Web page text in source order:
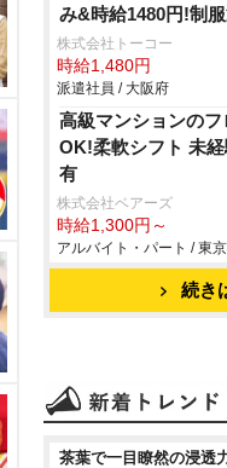
み&時給1480円!制
株式会社トーコー
時給1,480円
派遣社員 / 大阪府
⾼級マンションの
OK!柔軟シフト 未
有
株式会社ベアーズ
時給1,300円～
アルバイト・パート / 東
続き
茶葉で一目瞭然の浸透